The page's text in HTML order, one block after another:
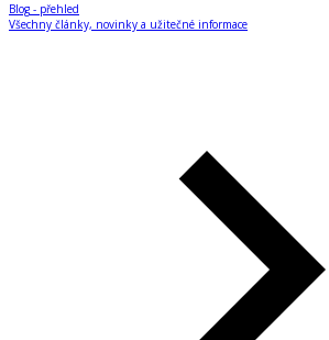
Blog - přehled
Všechny články, novinky a užitečné informace